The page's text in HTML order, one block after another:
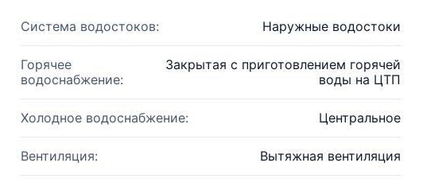
Система водостоков: Наружные водостоки
Горячее
водоснабжение:
Закрытая с приготовлением горячей
воды на ЦТП
Холодное водоснабжение: Центральное
Вентиляция: Вытяжная вентиляция